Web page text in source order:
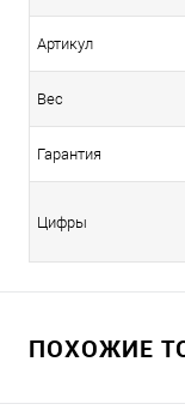
Артикул
Вес
Гарантия
Цифры
ПОХОЖИЕ